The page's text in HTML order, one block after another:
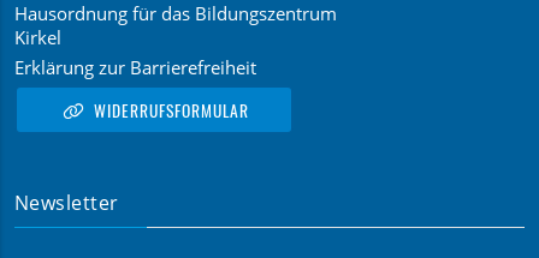
Hausordnung für das Bildungszentrum
Kirkel
Erklärung zur Barrierefreiheit
WIDERRUFSFORMULAR
Newsletter